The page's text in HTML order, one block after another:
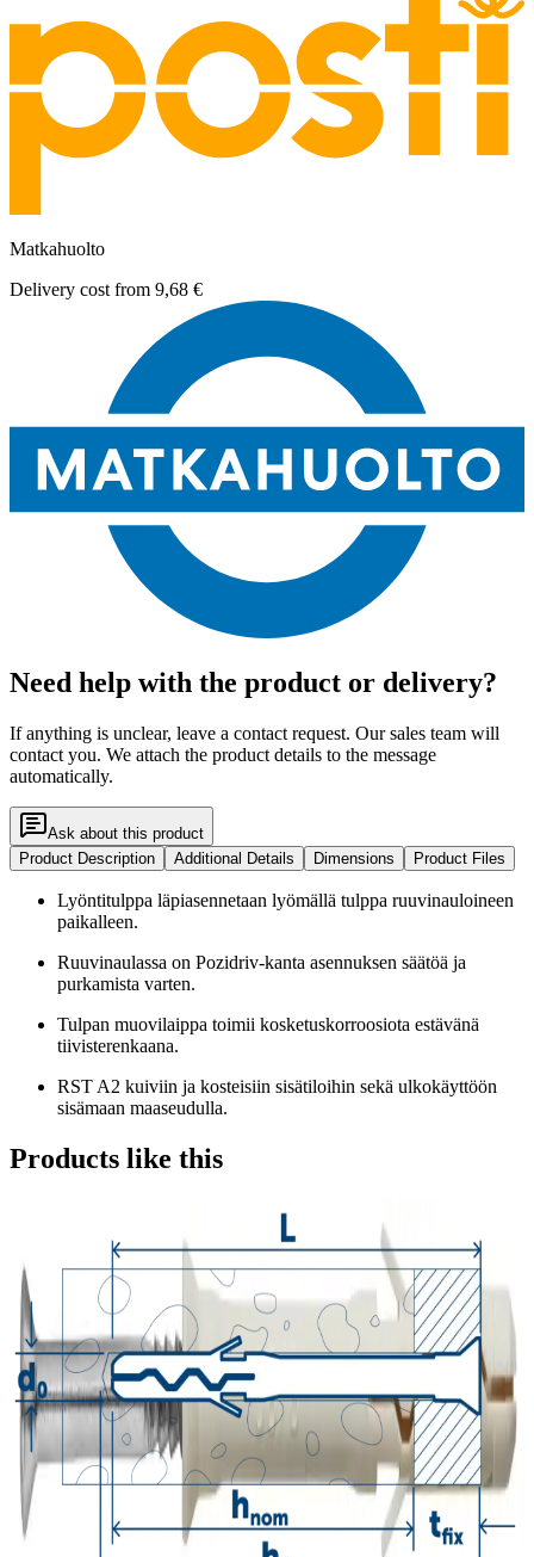
Matkahuolto
Delivery cost from 9,68 €
Need help with the product or delivery?
If anything is unclear, leave a contact request. Our sales team will
contact you. We attach the product details to the message
automatically.
Ask about this product
Product Description
Additional Details Dimensions Product Files
Lyöntitulppa läpiasennetaan lyömällä tulppa ruuvinauloineen
paikalleen.
Ruuvinaulassa on Pozidriv-kanta asennuksen säätöä ja
purkamista varten.
Tulpan muovilaippa toimii kosketuskorroosiota estävänä
tiivisterenkaana.
RST A2 kuiviin ja kosteisiin sisätiloihin sekä ulkokäyttöön
sisämaan maaseudulla.
Products like this